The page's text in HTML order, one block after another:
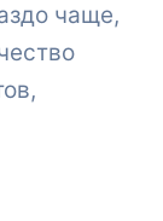
чаще,